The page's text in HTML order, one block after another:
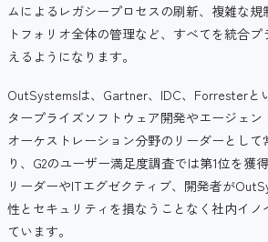
ムによるレガシープロセスの刷新、複雑な規
トフォリオ全体の管理など、すべてを統合
えるようになります。
OutSystemsは、Gartner、IDC、Forresterと
タープライズソフトウェア開発やエージェ
オーケストレーション分野のリーダーとし
り、G2のユーザー満足度調査では第1位を獲
リーダーやITエグゼクティブ、開発者が
性とセキュリティを損なうことなく社内イノ
ています。